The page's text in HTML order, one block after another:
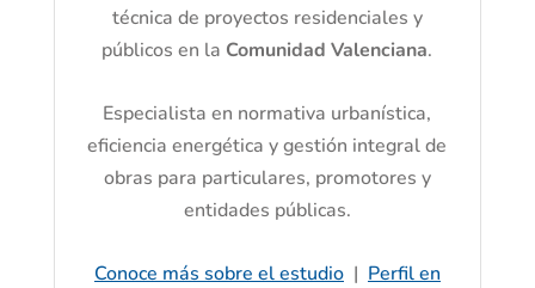
técnica de proyectos residenciales y
públicos en la Comunidad Valenciana.
Especialista en normativa urbanística,
eficiencia energética y gestión integral de
obras para particulares, promotores y
entidades públicas.
Conoce más sobre el estudio| Perfil en